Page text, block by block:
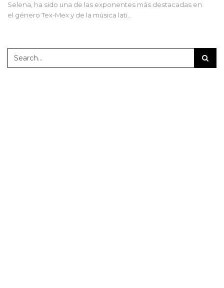
Selena, ha sido una de las exponentes más destacadas en
el género Tex-Mex y de la música lati…